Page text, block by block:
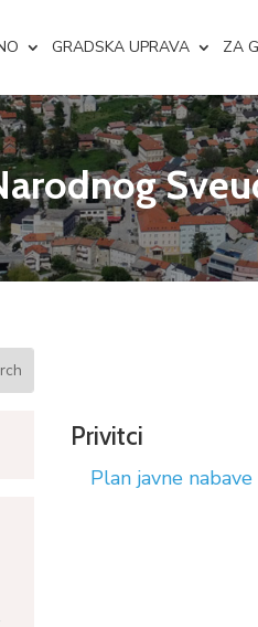
GRADSKA UPRAVA ZA
Privitci
Plan javne nabave